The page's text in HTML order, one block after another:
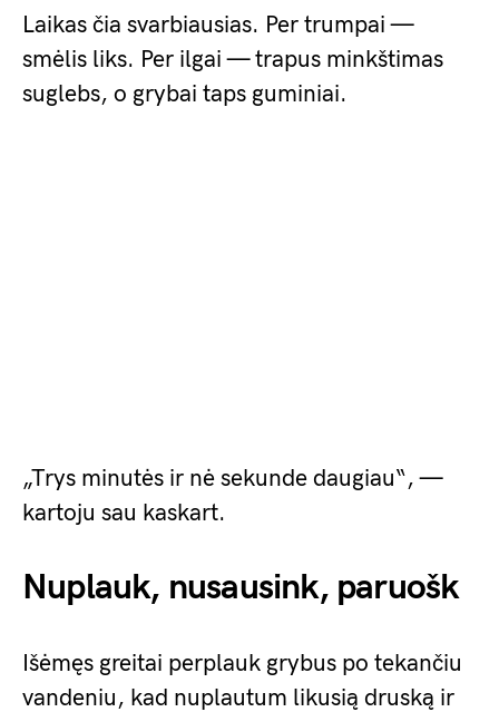
Laikas čia svarbiausias. Per trumpai —
smėlis liks. Per ilgai — trapus minkštimas
suglebs, o grybai taps guminiai.
„Trys minutės ir nė sekunde daugiau“, —
kartoju sau kaskart.
Nuplauk, nusausink, paruošk
Išėmęs greitai perplauk grybus po tekančiu
vandeniu, kad nuplautum likusią druską ir